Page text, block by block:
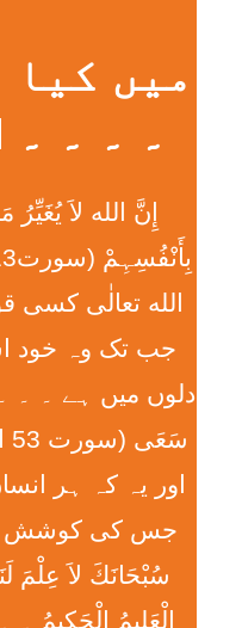
میں کیا
۔ ۔ ۔ ۔ What Am I
إِنَّ الله لاَ
الله تعالٰی کسی
جب تک وہ خود
دلوں میں ہے ۔ ۔ ۔
اور یہ کہ ہر
جس کی کوشش
سُبْحَانَكَ لاَ عِلْمَ
الْعَلِيمُ الْحَكِيمُ